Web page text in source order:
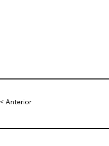
< Anterior